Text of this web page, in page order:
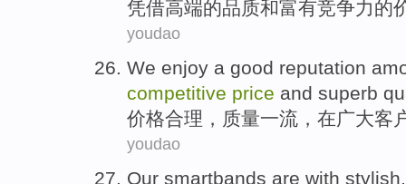
凭借高端的品质和富有竞争力的
youdao
We enjoy a good reputation
competitive price and superb
价格合理，质量一流 ，在广大客
youdao
Our smartbands are with stylish